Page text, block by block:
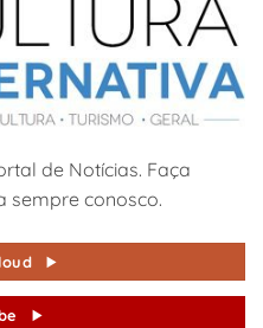
de Notícias. Faça
sempre conosco.